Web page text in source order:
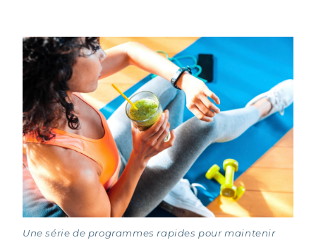
Une série de programmes rapides pour maintenir